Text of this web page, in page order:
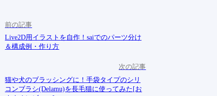
Live2D用イラストを自作！saiでのパーツ分け
＆構成例・作り方
猫や犬のブラッシングに！手袋タイプのシリ
コンブラシ(Delamu)を長毛猫に使ってみた[お